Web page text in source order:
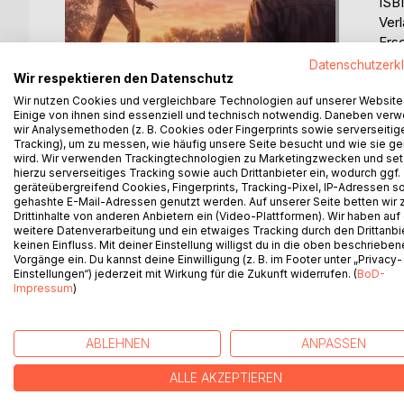
0%
Elvis, zwischen Traum und Wirklichkeit erzählt
Der Roman folgt Elvis durch innere
O.M. Rivers
O. M. Rivers ist das
Es sind momentan noch keine Pressestimmen
Bitte melden Sie sichhier an, um eine
Wir respektieren den Datenschutz
Wir nutzen Cookies und vergleichbare Technologien auf unserer Website.
Einige von ihnen sind essenziell und technisch notwendig. Daneben
wir Analysemethoden (z. B. Cookies oder Fingerprints sowie
Tracking), um zu messen, wie häufig unsere Seite besucht und wie sie
wird. Wir verwenden Trackingtechnologien zu Marketingzwecken und
hierzu serverseitiges Tracking sowie auch Drittanbieter ein, wodurch ggf.
geräteübergreifend Cookies, Fingerprints, Tracking-Pixel, IP-Adressen
gehashte E-Mail-Adressen genutzt werden. Auf unserer Seite betten wir
Drittinhalte von anderen Anbietern ein (Video-Plattformen). Wir haben auf
weitere Datenverarbeitung und ein etwaiges Tracking durch den
keinen Einfluss. Mit deiner Einstellung willigst du in die oben
Vorgänge ein. Du kannst deine Einwilligung (z. B. im Footer unter „Privacy-
Einstellungen“) jederzeit mit Wirkung für die Zukunft widerrufen. (BoD-
Impressum)
ABLEHNEN ANPASSEN
ALLE AKZEPTIEREN